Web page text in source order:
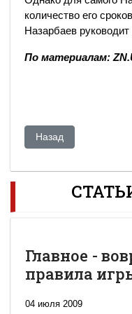
количество его
Назарбаев руководит
По материалам:
Предыдущий: "Кто
Назад
Главное -
правила
04 июля 2009